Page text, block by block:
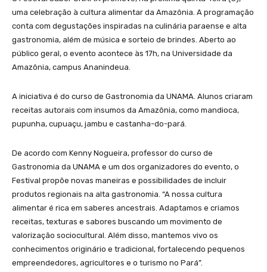
uma celebração à cultura alimentar da Amazônia. A programação
conta com degustações inspiradas na culinária paraense e alta
gastronomia, além de música e sorteio de brindes. Aberto ao
público geral, o evento acontece às 17h, na Universidade da
Amazônia, campus Ananindeua.
A iniciativa é do curso de Gastronomia da UNAMA. Alunos criaram
receitas autorais com insumos da Amazônia, como mandioca,
pupunha, cupuaçu, jambu e castanha-do-pará.
De acordo com Kenny Nogueira, professor do curso de
Gastronomia da UNAMA e um dos organizadores do evento, o
Festival propõe novas maneiras e possibilidades de incluir
produtos regionais na alta gastronomia. “A nossa cultura
alimentar é rica em saberes ancestrais. Adaptamos e criamos
receitas, texturas e sabores buscando um movimento de
valorização sociocultural. Além disso, mantemos vivo os
conhecimentos originário e tradicional, fortalecendo pequenos
empreendedores, agricultores e o turismo no Pará”.